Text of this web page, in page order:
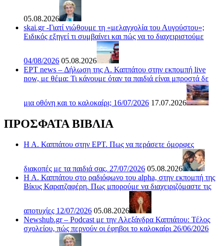
05.08.2026
skai.gr -Γιατί νιώθουμε τη «μελαγχολία του Αυγούστου»;
Ειδικός εξηγεί τι συμβαίνει και πώς να το διαχειριστούμε
04/08/2026 05.08.2026
ΕΡΤ news – Δήλωση της Α. Καππάτου στην εκπομπή live
now, με θέμα: Τι κάνουμε όταν τα παιδιά είναι μπροστά δε
μια οθόνη και το καλοκαίρι; 16/07/2026 17.07.2026
ΠΡΟΣΦΑΤΑ ΒΙΒΛΙΑ
Η Α. Καππάτου στην ΕΡΤ. Πως να περάσετε όμορφες
διακοπές με τα παιδιά σας. 27/07/2026 05.08.2026
Η Α. Καππάτου στο ραδιόφωνο του alpha, στην εκπομπή της
Βίκυς Καρατζαφέρη. Πως μπορούμε να διαχειριζόμαστε τις
αποτυχίες 12/07/2026 05.08.2026
Newshub.gr – Podcast με την Αλεξάνδρα Καππάτου: Τέλος
σχολείου, πώς περνούν οι έφηβοι το καλοκαίρι 26/06/2026